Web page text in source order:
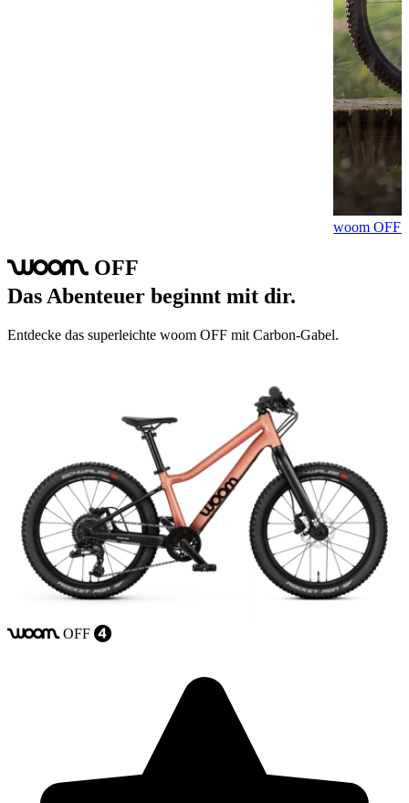
woom OFF
woom OFF
Das Abenteuer beginnt mit dir.
Entdecke das superleichte woom OFF mit Carbon-Gabel.
woom OFF 4